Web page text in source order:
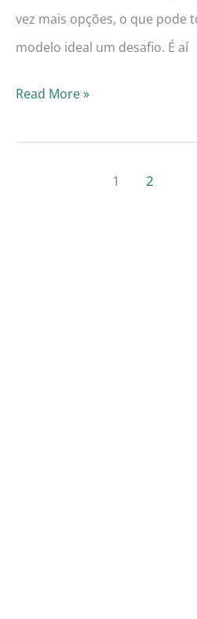
vez mais opções, o que pode
modelo ideal um desafio. É aí
Guia
Read More »
1 2